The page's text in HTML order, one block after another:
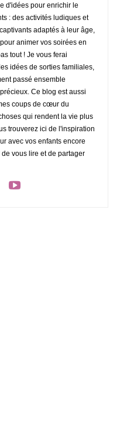
d'idées pour enrichir le
: des activités ludiques et
adaptés à leur âge,
animer vos soirées en
tout ! Je vous ferai
idées de sorties familiales,
passé ensemble
Ce blog est aussi
coups de cœur du
qui rendent la vie plus
trouverez ici de l'inspiration
avec vos enfants encore
vous lire et de partager